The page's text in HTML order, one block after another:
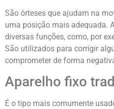
São órteses que ajudam na
uma posição mais adequada.
diversas funções, como, por
São utilizados para corrigir
comprometer de forma
Aparelho fixo
É o tipo mais comumente